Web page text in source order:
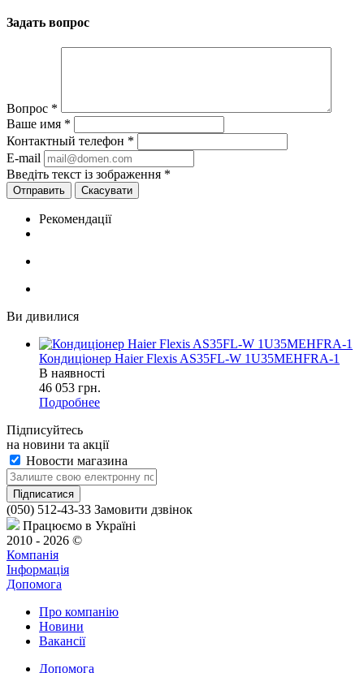
Задать вопрос
Вопрос *
Ваше имя *
Контактный телефон *
E-mail
Введіть текст із зображення *
Скасувати
Рекомендації
Ви дивилися
Кондиціонер Haier Flexis AS35FL-W 1U35MEHFRA-1
В наявності
46 053 грн.
Подробнее
Підписуйтесь
на новини та акції
Новости магазина
(050) 512-43-33 Замовити дзвінок
Працюємо в Україні
2010 - 2026 ©
Компанія
Інформація
Допомога
Про компанію
Новини
Вакансії
Допомога